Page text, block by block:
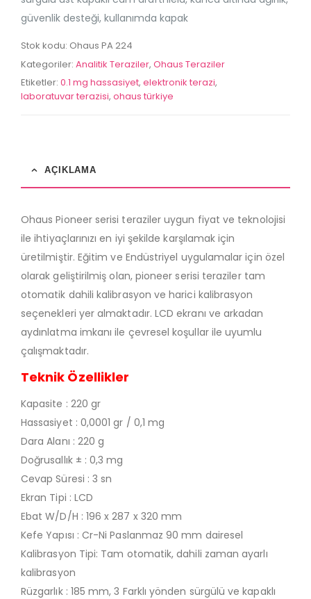
güvenlik desteği, kullanımda kapak
Stok kodu: Ohaus PA 224
Kategoriler: Analitik Teraziler, Ohaus Teraziler
Etiketler: 0.1 mg hassasiyet, elektronik terazi,
laboratuvar terazisi, ohaus türkiye
AÇIKLAMA
Ohaus Pioneer serisi teraziler uygun fiyat ve teknolojisi
ile ihtiyaçlarınızı en iyi şekilde karşılamak için
üretilmiştir. Eğitim ve Endüstriyel uygulamalar için özel
olarak geliştirilmiş olan, pioneer serisi teraziler tam
otomatik dahili kalibrasyon ve harici kalibrasyon
seçenekleri yer almaktadır. LCD ekranı ve arkadan
aydınlatma imkanı ile çevresel koşullar ile uyumlu
çalışmaktadır.
Teknik Özellikler
Kapasite : 220 gr
Hassasiyet : 0,0001 gr / 0,1 mg
Dara Alanı : 220 g
Doğrusallık ± : 0,3 mg
Cevap Süresi : 3 sn
Ekran Tipi : LCD
Ebat W/D/H : 196 x 287 x 320 mm
Kefe Yapısı : Cr-Ni Paslanmaz 90 mm dairesel
Kalibrasyon Tipi: Tam otomatik, dahili zaman ayarlı
kalibrasyon
Rüzgarlık : 185 mm, 3 Farklı yönden sürgülü ve kapaklı
5
(Analitik Terazi)
of
5
(Analitik Terazi)